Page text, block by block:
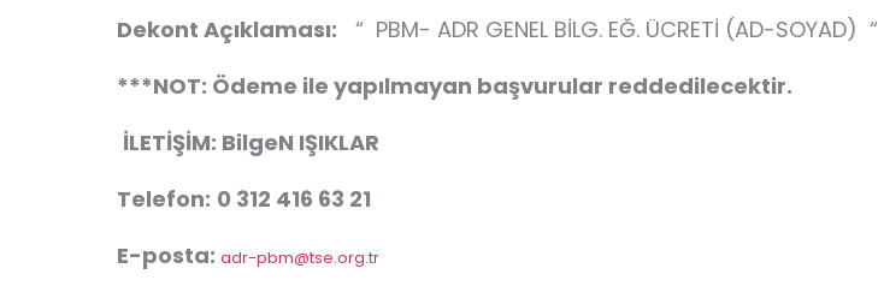
Dekont Açıklaması: “ PBM- ADR GENEL BİLG. EĞ. ÜCRETİ (AD-SOYAD) “
***NOT: Ödeme ile yapılmayan başvurular reddedilecektir.
İLETİŞİM: BilgeN IŞIKLAR
Telefon: 0 312 416 63 21
E-posta: adr-pbm@tse.org.tr